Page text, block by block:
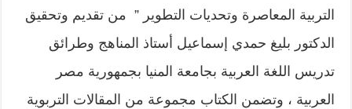
التربية المعاصرة وتحديات التطوير ” من تقديم وتحقيق
الدكتور بليغ حمدي إسماعيل أستاذ المناهج وطرائق
تدريس اللغة العربية بجامعة المنيا بجمهورية مصر
العربية ، وتضمن الكتاب مجموعة من المقالات التربوية